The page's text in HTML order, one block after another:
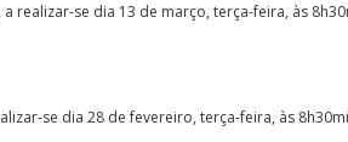
realizar-se dia 13 de março, terça-feira, às
se dia 28 de fevereiro, terça-feira, às